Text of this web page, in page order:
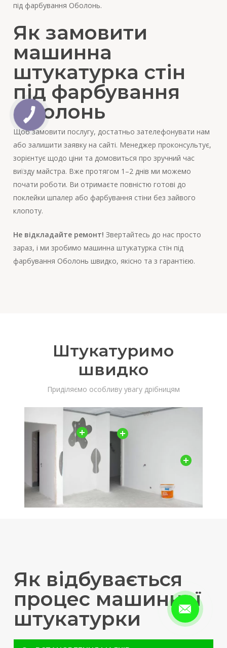
під фарбування Оболонь.
Як замовити
машинна
штукатурка стін
під фарбування
Оболонь
Щоб замовити послугу, достатньо зателефонувати нам
або залишити заявку на сайті. Менеджер проконсультує,
зорієнтує щодо ціни та домовиться про зручний час
виїзду майстра. Вже протягом 1–2 днів ми можемо
почати роботи. Ви отримаєте повністю готові до
поклейки шпалер або фарбування стіни без зайвого
клопоту.
Не відкладайте ремонт! Звертайтесь до нас просто
зараз, і ми зробимо машинна штукатурка стін під
фарбування Оболонь швидко, якісно та з гарантією.
Штукатуримо
швидко
Приділяємо особливу увагу дрібницям
Як відбувається
процес машинної
штукатурки